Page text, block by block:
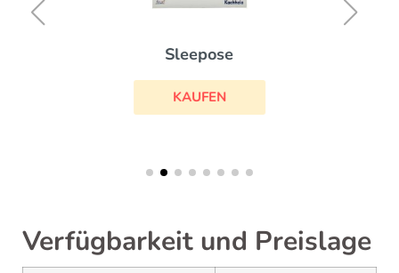
Sleepose
KAUFEN
Verfügbarkeit und Preislage